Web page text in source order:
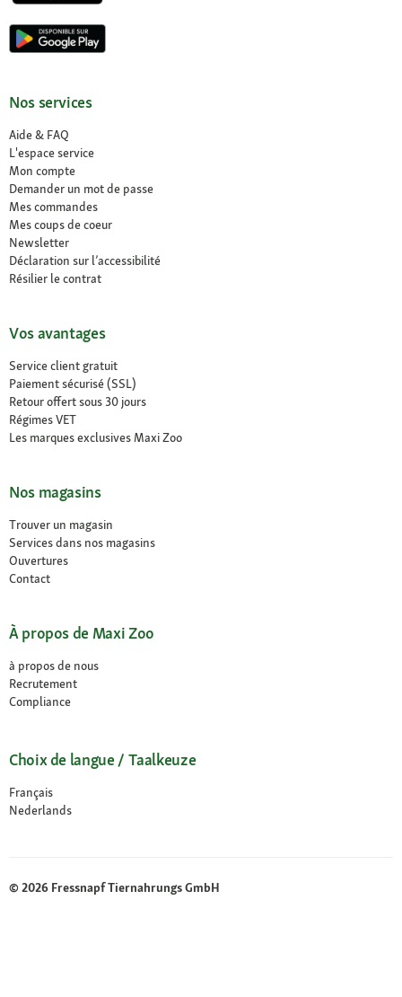
Nos services
Aide & FAQ
L'espace service
Mon compte
Demander un mot de passe
Mes commandes
Mes coups de coeur
Newsletter
Déclaration sur l’accessibilité
Résilier le contrat
Vos avantages
Service client gratuit
Paiement sécurisé (SSL)
Retour offert sous 30 jours
Régimes VET
Les marques exclusives Maxi Zoo
Nos magasins
Trouver un magasin
Services dans nos magasins
Ouvertures
Contact
À propos de Maxi Zoo
à propos de nous
Recrutement
Compliance
Choix de langue / Taalkeuze
Français
Nederlands
© 2026 Fressnapf Tiernahrungs GmbH